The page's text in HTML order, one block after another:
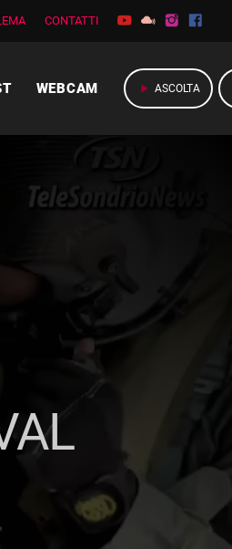
CONTATTI
WEBCAM play_arrow ASCOLTA